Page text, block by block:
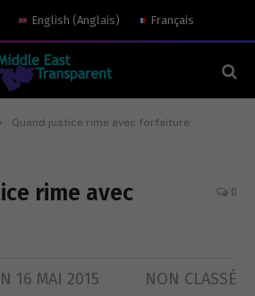
English (Anglais) Français
Quand justice rime avec forfaiture
rime avec
0
16 MAI 2015 NON CLASSÉ